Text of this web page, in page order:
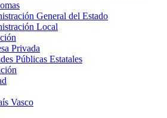
General del Estado
Local
Privada
Públicas Estatales
Vasco